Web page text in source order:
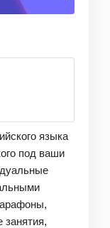
языка
под ваши
занятия,